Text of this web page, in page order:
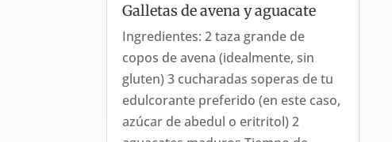
Galletas de avena y aguacate
Ingredientes: 2 taza grande de
copos de avena (idealmente, sin
gluten) 3 cucharadas soperas de tu
edulcorante preferido (en este caso,
azúcar de abedul o eritritol) 2